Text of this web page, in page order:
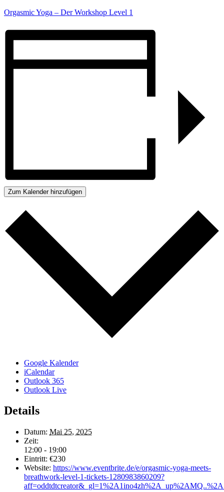
Orgasmic Yoga – Der Workshop Level 1
Zum Kalender hinzufügen
Google Kalender
iCalendar
Outlook 365
Outlook Live
Details
Datum: Mai 25, 2025
Zeit:
12:00 - 19:00
Eintritt: €230
Website: https://www.eventbrite.de/e/orgasmic-yoga-meets-
breathwork-level-1-tickets-1280983860209?